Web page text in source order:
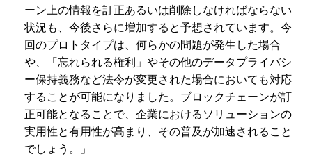
ーン上の情報を訂正あるいは削除しなければならない
状況も、今後さらに増加すると予想されています。今
回のプロトタイプは、何らかの問題が発生した場合
や、「忘れられる権利」やその他のデータプライバシ
ー保持義務など法令が変更された場合においても対応
することが可能になりました。ブロックチェーンが訂
正可能となることで、企業におけるソリューションの
実用性と有用性が高まり、その普及が加速されること
でしょう。」